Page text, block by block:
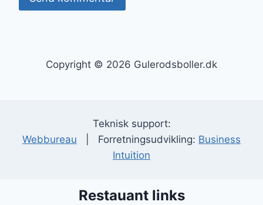
Copyright © 2026 Gulerodsboller.dk
Teknisk support:
Webbureau | Forretningsudvikling: Business
Intuition
Restauant links